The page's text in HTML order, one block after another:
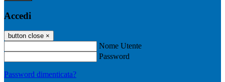
Accedi
button close ×
Nome Utente
Password
Password dimenticata?